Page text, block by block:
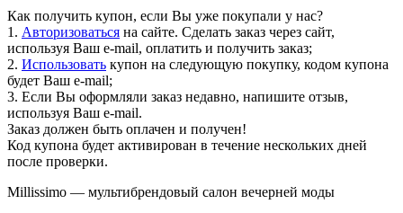
Как получить купон, если Вы уже покупали у нас?
1. Авторизоваться на сайте. Сделать заказ через сайт,
используя Ваш e-mail, оплатить и получить заказ;
2. Использовать купон на следующую покупку, кодом купона
будет Ваш e-mail;
3. Если Вы оформляли заказ недавно, напишите отзыв,
используя Ваш e-mail.
Заказ должен быть оплачен и получен!
Код купона будет активирован в течение нескольких дней
после проверки.
Millissimo — мультибрендовый салон вечерней моды